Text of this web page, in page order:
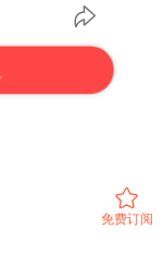
免费订阅